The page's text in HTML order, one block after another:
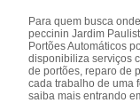
Para quem busca
peccinin Jardim
Portões Automáticos
disponibiliza serviços
de portões, reparo de
cada trabalho de uma
saiba mais entrando